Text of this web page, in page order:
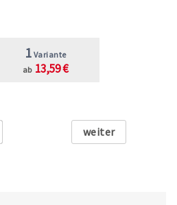
1 Variante
ab 13,59 €
Weiter